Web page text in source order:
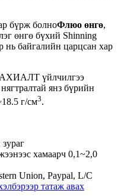
бүрж болноФлюо өнгө,
өнгө бүхий Shinning
нь байгалийн царцсан хар
үйлчилгээ
янз бүрийн
г/см3.
хамаарч 0,1~2,0
Union, Paypal, L/C
татаж авах